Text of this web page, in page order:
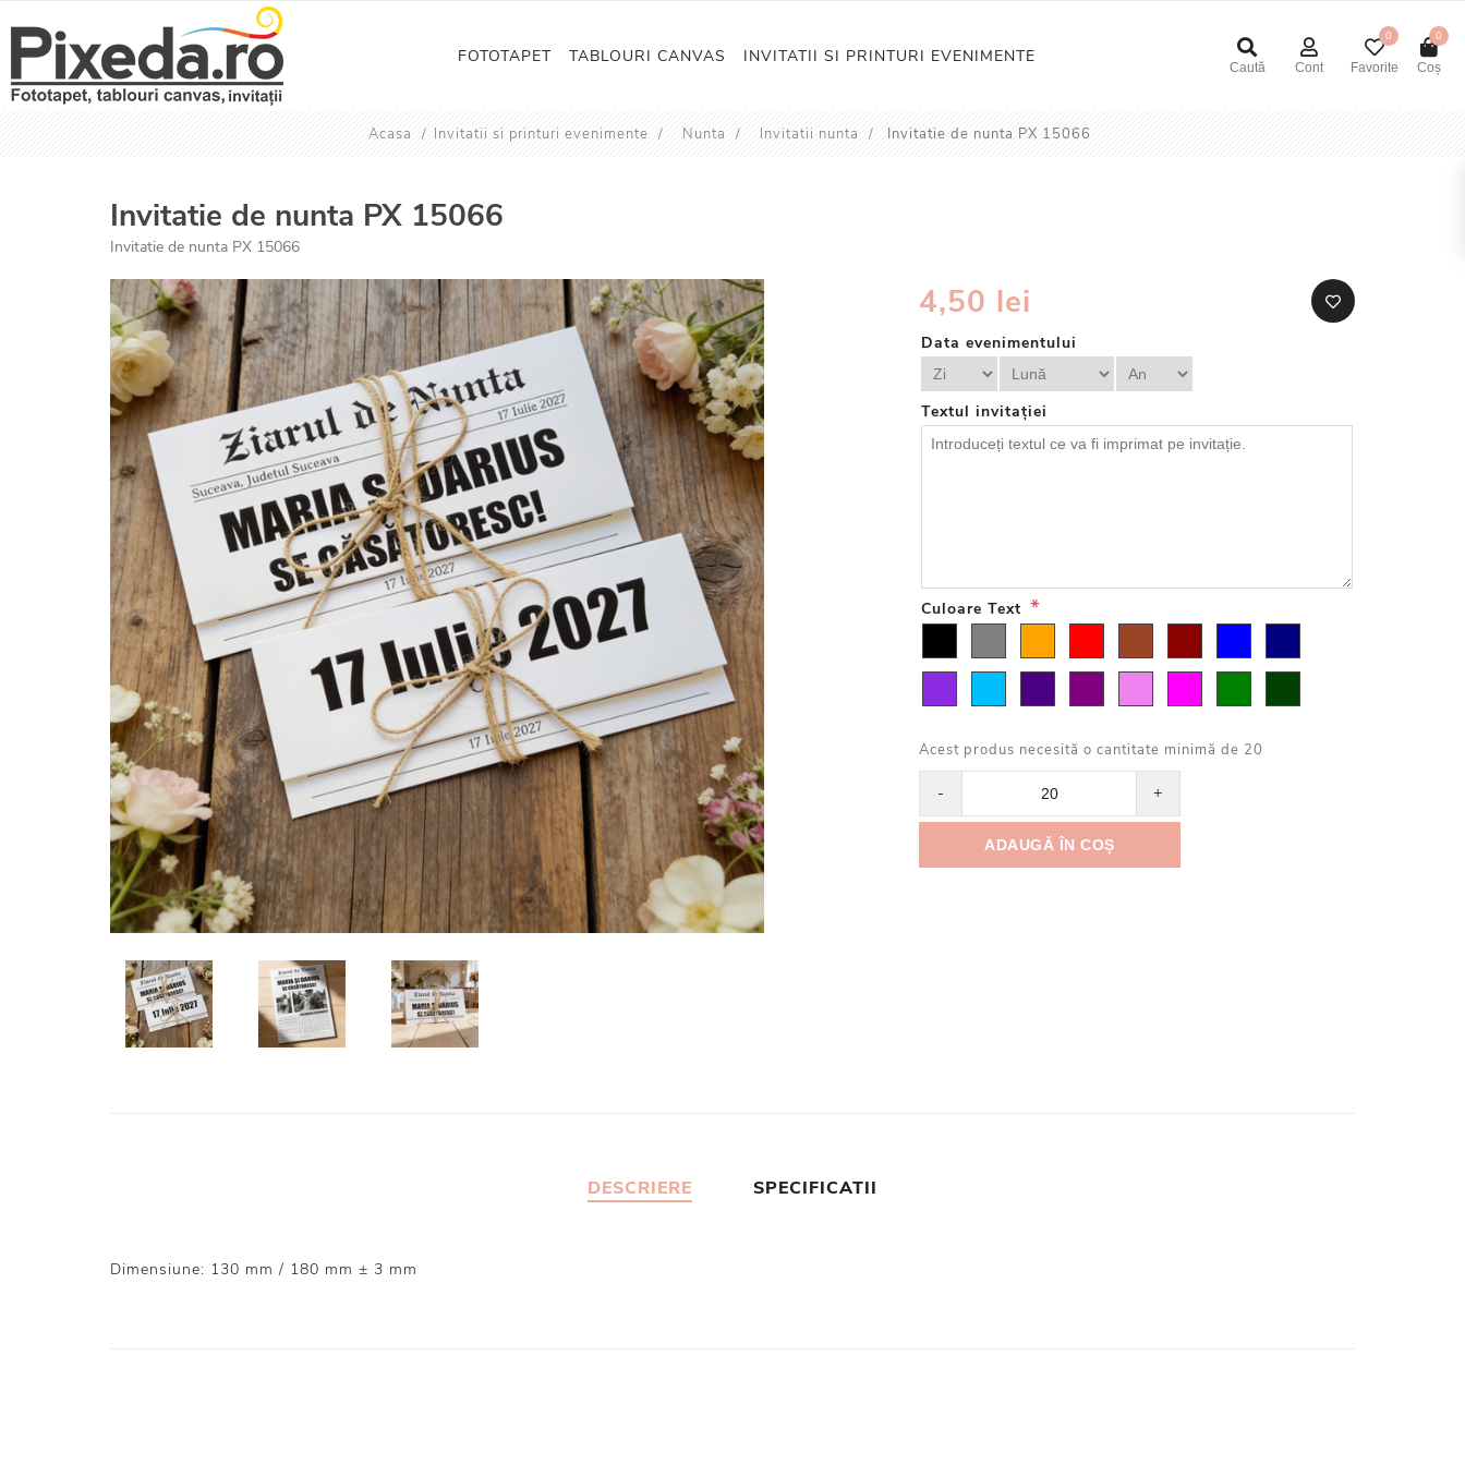
FOTOTAPET TABLOURI CANVAS INVITATII SI PRINTURI EVENIMENTE
Caută Cont Favorite
0
Coș
0
Acasa / Invitatii si printuri evenimente / Nunta / Invitatii nunta / Invitatie de nunta PX 15066
Invitatie de nunta PX 15066
Invitatie de nunta PX 15066
4,50 lei
Data evenimentului
Textul invitației
Culoare Text *
Acest produs necesită o cantitate minimă de 20
- +
DESCRIERE SPECIFICATII
Dimensiune: 130 mm / 180 mm ± 3 mm